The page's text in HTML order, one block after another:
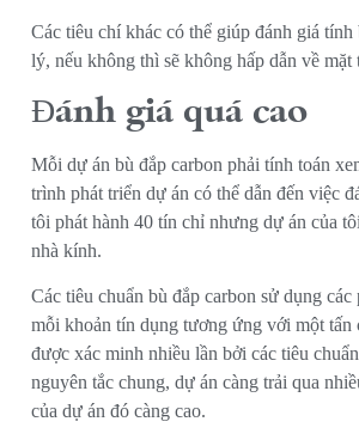
Các tiêu chí khác có thể giúp đánh giá
lý, nếu không thì sẽ không hấp dẫn về
Đánh giá quá cao
Mỗi dự án bù đắp carbon phải tính toán
trình phát triển dự án có thể dẫn đến việc
tôi phát hành 40 tín chỉ nhưng dự án của
nhà kính.
Các tiêu chuẩn bù đắp carbon sử dụng
mỗi khoản tín dụng tương ứng với một
được xác minh nhiều lần bởi các tiêu
nguyên tắc chung, dự án càng trải qua
của dự án đó càng cao.